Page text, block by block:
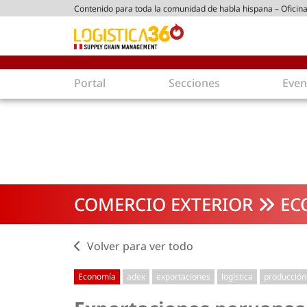
Contenido para toda la comunidad de habla hispana –
Portal Secciones
Comercio Exterior
Agentes de carga
Customer Experience
Tecnologías
COMERCIO EXTERIOR
Volver para ver todo
Economía adex exportaciones logística producción